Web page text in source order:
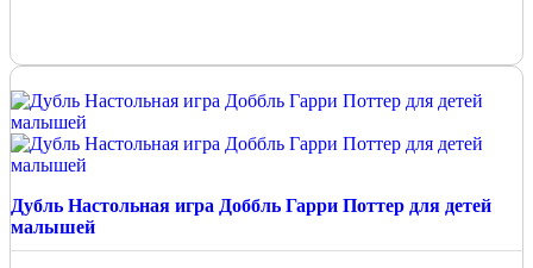
Дубль Настольная игра Доббль Гарри Поттер для детей
малышей